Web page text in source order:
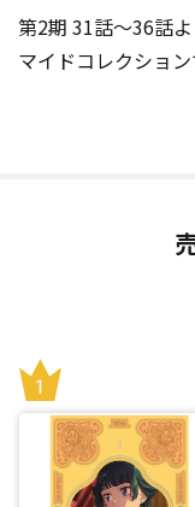
第2期 31話～36話
マイドコレクション